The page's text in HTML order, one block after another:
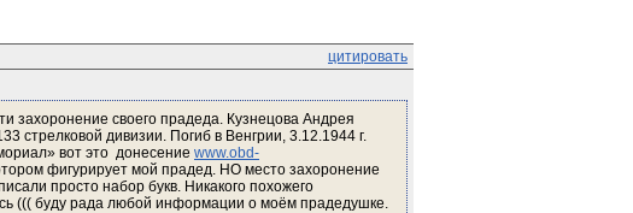
цитировать
захоронение своего прадеда. Кузнецова Андрея
стрелковой дивизии. Погиб в Венгрии, 3.12.1944 г.
вот это  донесение www.obd-
фигурирует мой прадед. НО место захоронение
просто набор букв. Никакого похожего
((( буду рада любой информации о моём прадедушке.